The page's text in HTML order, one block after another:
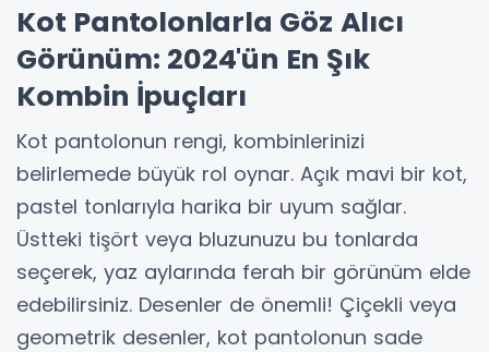
Kot Pantolonlarla Göz Alıcı
Görünüm: 2024'ün En Şık
Kombin İpuçları
Kot pantolonun rengi, kombinlerinizi
belirlemede büyük rol oynar. Açık mavi bir kot,
pastel tonlarıyla harika bir uyum sağlar.
Üstteki tişört veya bluzunuzu bu tonlarda
seçerek, yaz aylarında ferah bir görünüm elde
edebilirsiniz. Desenler de önemli! Çiçekli veya
geometrik desenler, kot pantolonun sade